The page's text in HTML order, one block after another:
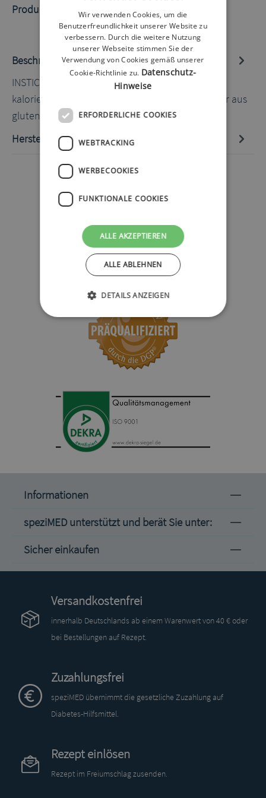
Produktnummer: 60041439
Beschreibung
INSTICK Typ Schoko 2g 12 Stück kein Zucker
kalorienarm vegan viele leckere Sorten von Natur aus
gluten- und lakto…Mehr
Hersteller-Informationen
Informationen
speziMED unterstützt und berät Sie unter:
Sicher einkaufen
Versandkostenfrei
innerhalb Deutschlands ab einem Warenwert von 40 € oder
bei Bestellungen auf Rezept.
Zuzahlungsfrei
speziMED übernimmt die gesetzliche Zuzahlung auf
Diabetes-Hilfsmittel.
Rezept einlösen
Rezept im Freiumschlag zusenden.
Wir verwenden Cookies, um die
Benutzerfreundlichkeit unserer Website zu
verbessern. Durch die weitere Nutzung
unserer Webseite stimmen Sie der
Verwendung von Cookies gemäß unserer
Cookie-Richtlinie zu. Datenschutz-
Hinweise
ERFORDERLICHE COOKIES
WEBTRACKING
WERBECOOKIES
FUNKTIONALE COOKIES
ALLE AKZEPTIEREN
ALLE ABLEHNEN
DETAILS ANZEIGEN